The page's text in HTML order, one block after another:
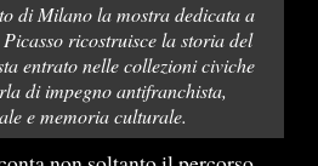
di Milano la mostra dedicata a
ricostruisce la storia del
entrato nelle collezioni civiche
di impegno antifranchista,
e memoria culturale.